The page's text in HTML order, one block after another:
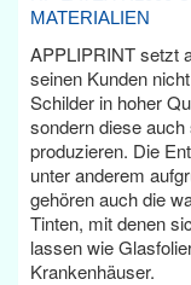
MATERIALIEN
APPLIPRINT setzt
seinen Kunden
Schilder in hoher
sondern diese
produzieren. Die
unter anderem
gehören auch die
Tinten, mit denen
lassen wie
Krankenhäuser.